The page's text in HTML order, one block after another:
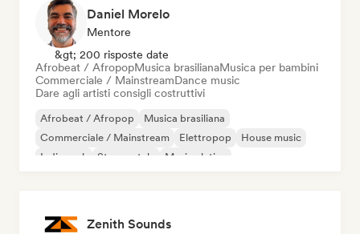
Daniel Morelo
Mentore
&gt; 200 risposte date
Afrobeat / AfropopMusica brasilianaMusica per bambini
Commerciale / MainstreamDance music
Dare agli artisti consigli costruttivi
Afrobeat / Afropop
Musica brasiliana
Commerciale / Mainstream
Elettropop
House music
Indie rock
Strumentale Musica latina
Zenith Sounds